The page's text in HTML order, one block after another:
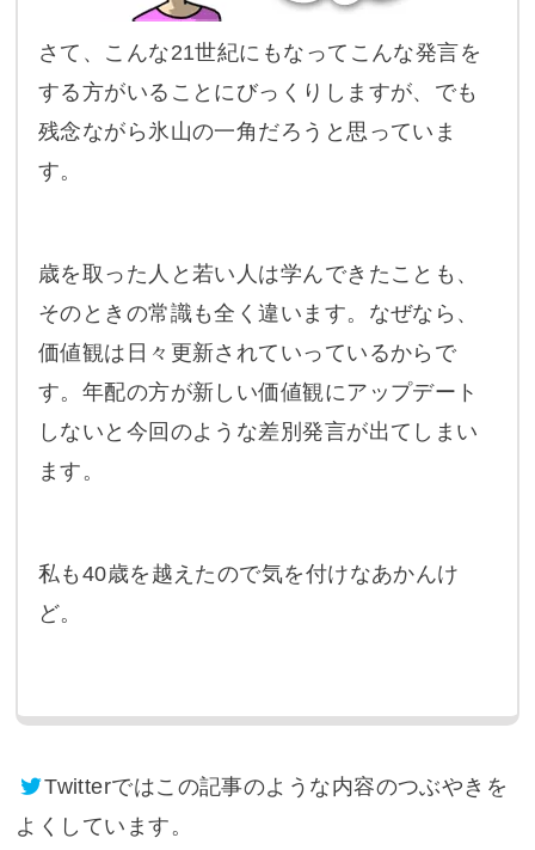
さて、こんな21世紀にもなってこんな発言を
する方がいることにびっくりしますが、でも
残念ながら氷山の一角だろうと思っていま
す。
歳を取った人と若い人は学んできたことも、
そのときの常識も全く違います。なぜなら、
価値観は日々更新されていっているからで
す。年配の方が新しい価値観にアップデート
しないと今回のような差別発言が出てしまい
ます。
私も40歳を越えたので気を付けなあかんけ
ど。
Twitterではこの記事のような内容のつぶやきを
よくしています。